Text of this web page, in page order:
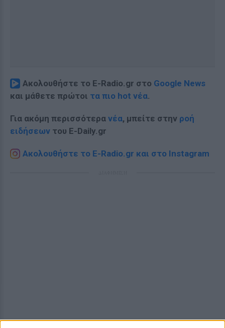
Ακολουθήστε το E-Radio.gr στο Google News
και μάθετε πρώτοι τα πιο hot νέα.
Για ακόμη περισσότερα νέα, μπείτε στην ροή
ειδήσεων του E-Daily.gr
Ακολουθήστε το E-Radio.gr και στο Instagram